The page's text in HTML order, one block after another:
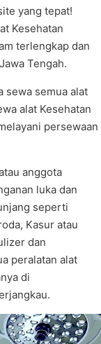
yang tepat!
Kesehatan
terlengkap dan
Tengah.
sewa semua alat
alat Kesehatan
persewaan
anggota
luka dan
seperti
Kasur atau
dan
peralatan alat
di